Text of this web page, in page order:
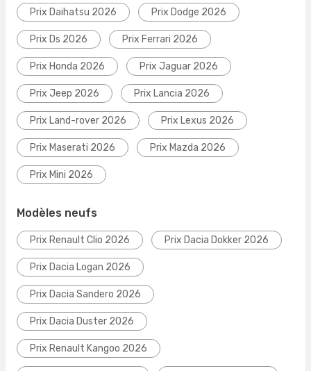
Prix Daihatsu 2026 Prix Dodge 2026
Prix Ds 2026 Prix Ferrari 2026
Prix Honda 2026 Prix Jaguar 2026
Prix Jeep 2026 Prix Lancia 2026
Prix Land-rover 2026 Prix Lexus 2026
Prix Maserati 2026 Prix Mazda 2026
Prix Mini 2026
Modèles neufs
Prix Renault Clio 2026 Prix Dacia Dokker 2026
Prix Dacia Logan 2026
Prix Dacia Sandero 2026
Prix Dacia Duster 2026
Prix Renault Kangoo 2026